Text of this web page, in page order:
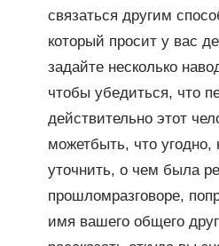
связаться другим
который просит у вас
задайте несколько
чтобы убедиться, что
действительно этот
можетбыть, что угодно,
уточнить, о чем была
прошломразговоре,
имя вашего общего